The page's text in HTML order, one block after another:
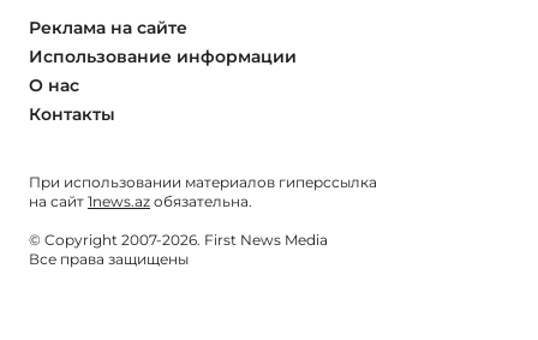
Реклама на сайте
Использование информации
О нас
Контакты
При использовании материалов гиперссылка
на сайт 1news.az обязательна.
© Copyright 2007-2026. First News Media
Все права защищены